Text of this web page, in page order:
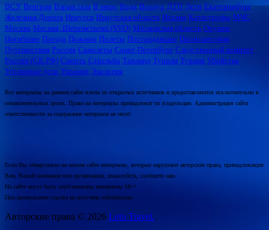
ВСУ Венгрия Взрыв газа В мире Вода Воздух ДТП Дети Екатеринбург
Железная Дорога Иркутск Иркутская область Италия Катастрофы МЧС
Москва Москва, Шереметьево (SVO) Московская область Оружие
Погибшие Поезда Пожары Полеты Пострадавшие Происшествия
Путешествия Россия Самолеты Санкт-Петербург Следственный комитет
России (СК РФ) Смерть Стрельба Таиланд Туризм Турция Убийства
Уголовные дела Украина Экология
Все материалы на данном сайте взяты из открытых источников и предоставляются исключительно в
ознакомительных целях. Права на материалы принадлежат их владельцам. Администрация сайта
ответственности за содержание материала не несет.
Если Вы обнаружили на нашем сайте материалы, которые нарушают авторские права, принадлежащие
Вам, Вашей компании или организации, пожалуйста, сообщите нам.
На сайте могут быть опубликованы материалы 18+!
При цитировании ссылка на источник обязательна.
Авторские права © 2026 Leto Travel..